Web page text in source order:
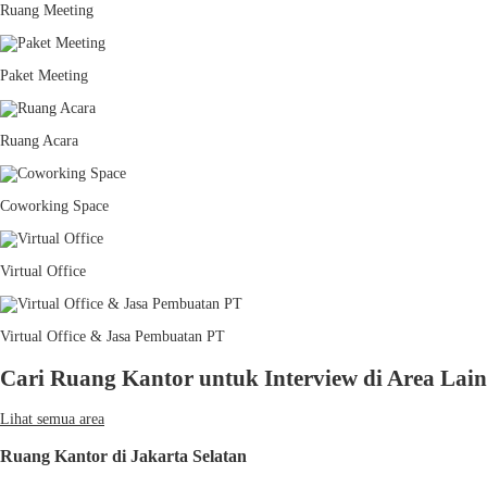
Ruang Meeting
Paket Meeting
Ruang Acara
Coworking Space
Virtual Office
Virtual Office & Jasa Pembuatan PT
Cari Ruang Kantor untuk Interview di Area
Lihat semua area
Ruang Kantor di Jakarta Selatan